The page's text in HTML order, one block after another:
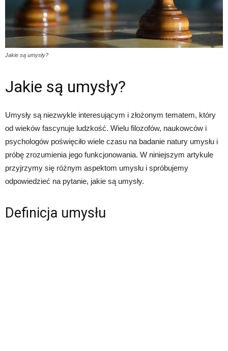
Jakie są umysły?
Jakie są umysły?
Umysły są niezwykle interesującym i złożonym tematem, który
od wieków fascynuje ludzkość. Wielu filozofów, naukowców i
psychologów poświęciło wiele czasu na badanie natury umysłu i
próbę zrozumienia jego funkcjonowania. W niniejszym artykule
przyjrzymy się różnym aspektom umysłu i spróbujemy
odpowiedzieć na pytanie, jakie są umysły.
Definicja umysłu